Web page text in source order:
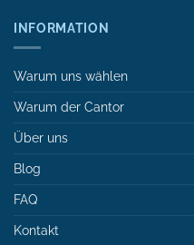
INFORMATION
Warum uns wählen
Warum der Cantor
Über uns
Blog
FAQ
Kontakt